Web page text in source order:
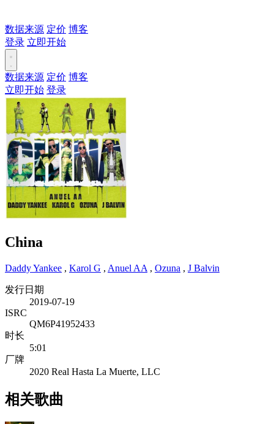
数据来源 定价 博客
登录 立即开始
数据来源 定价 博客
立即开始 登录
China
Daddy Yankee , Karol G , Anuel AA , Ozuna , J Balvin
发行日期
2019-07-19
ISRC
QM6P41952433
时长
5:01
厂牌
2020 Real Hasta La Muerte, LLC
相关歌曲